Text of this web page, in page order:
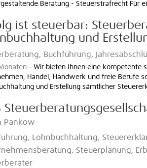
Beratung - Steuerstrafrecht Für
ist steuerbar:
und
Buchführung,
– Wir bieten Ihnen eine kompetente
Handel, Handwerk und freie Berufe
und Erstellung sämtlicher
Pankow
Lohnbuchhaltung,
Steuerplanung,